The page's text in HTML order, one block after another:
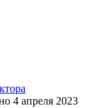
4 апреля 2023